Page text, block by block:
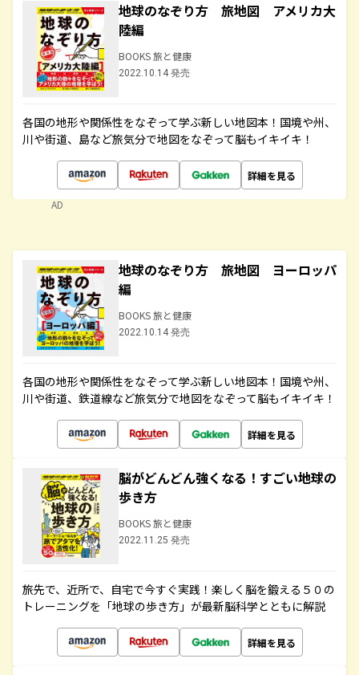
地球のなぞり方 旅地図 アメリカ大
陸編
BOOKS 旅と健康
2022.10.14 発売
各国の地形や関係性をなぞって学ぶ新しい地図本！国境や州、
川や街道、島など旅気分で地図をなぞって脳もイキイキ！
詳細を見る
AD
地球のなぞり方 旅地図 ヨーロッパ
編
BOOKS 旅と健康
2022.10.14 発売
各国の地形や関係性をなぞって学ぶ新しい地図本！国境や州、
川や街道、鉄道線など旅気分で地図をなぞって脳もイキイキ！
詳細を見る
脳がどんどん強くなる！すごい地球の
歩き方
BOOKS 旅と健康
2022.11.25 発売
旅先で、近所で、自宅で今すぐ実践！楽しく脳を鍛える５０の
トレーニングを「地球の歩き方」が最新脳科学とともに解説
詳細を見る